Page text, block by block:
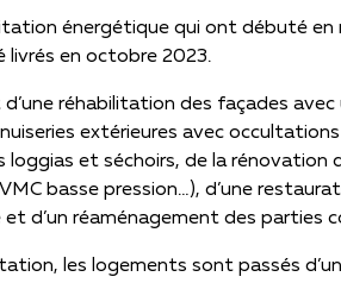
énergétique qui ont débuté
livrés en octobre 2023.
réhabilitation des façades
extérieures avec
loggias et séchoirs, de la
basse pression…), d’une
d’un réaménagement des parties
les logements sont passés